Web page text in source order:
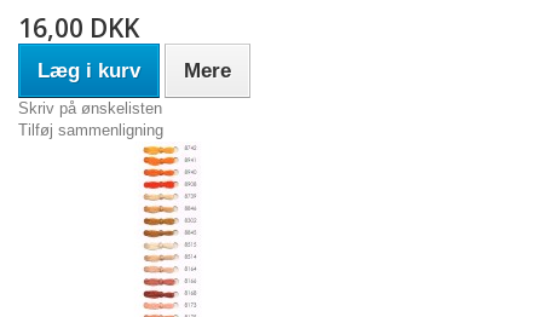
16,00 DKK
Læg i kurv Mere
Skriv på ønskelisten
Tilføj sammenligning